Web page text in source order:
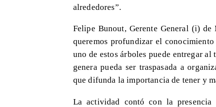
alrededores”.
Felipe Bunout, Gerente General (i) de
queremos profundizar el
uno de estos árboles puede entregar
genera pueda ser traspasada a
que difunda la importancia de tener y
La actividad contó con la presencia